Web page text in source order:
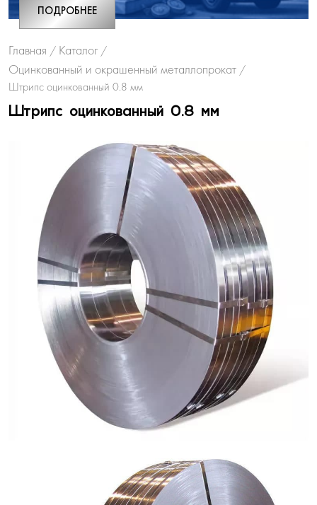
ПОДРОБНЕЕ
Главная / Каталог /
Оцинкованный и окрашенный металлопрокат /
Штрипс оцинкованный 0.8 мм
Штрипс оцинкованный 0.8 мм